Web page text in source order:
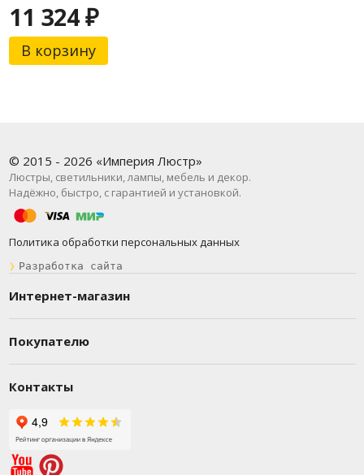
11 324₽
В корзину
© 2015 - 2026 «Империя Люстр»
Люстры, светильники, лампы, мебель и декор.
Надёжно, быстро, с гарантией и установкой.
Политика обработки персональных данных
❯ Разработка сайта
Интернет-магазин
Покупателю
Контакты